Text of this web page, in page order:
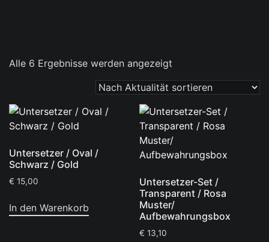
Alle 6 Ergebnisse werden angezeigt
sortiert
Untersetzer / Oval /
Schwarz / Gold
€ 15,00
In den Warenkorb
Untersetzer-Set /
Transparent / Rosa
Muster/
Aufbewahrungsbox
€ 13,10